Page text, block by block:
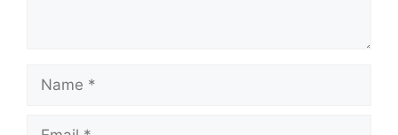
Name
Email